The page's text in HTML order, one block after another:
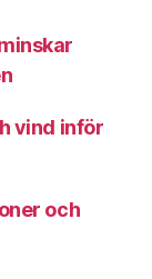
vind inför
och